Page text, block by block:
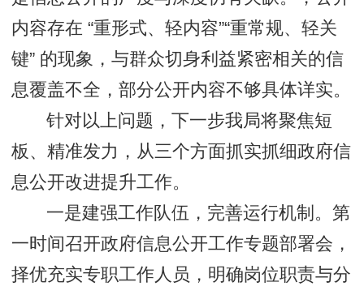
内容存在 “重形式、轻内容”“重常规、轻关
键” 的现象，与群众切身利益紧密相关的信
息覆盖不全，部分公开内容不够具体详实。
针对以上问题，下一步我局将聚焦短
板、精准发力，从三个方面抓实抓细政府信
息公开改进提升工作。
一是建强工作队伍，完善运行机制。第
一时间召开政府信息公开工作专题部署会，
择优充实专职工作人员，明确岗位职责与分